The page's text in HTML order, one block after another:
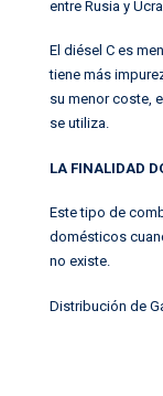
entre Rusia y
El diésel C es
tiene más
su menor coste,
se utiliza.
LA FINALIDAD
Este tipo de
domésticos
no existe.
Distribución de